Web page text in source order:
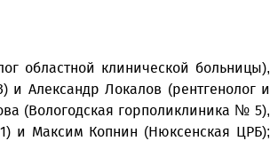
областной клинической больницы),
Александр Локалов (рентгенолог и
(Вологодская горполиклиника № 5),
и Максим Копнин (Нюксенская ЦРБ);